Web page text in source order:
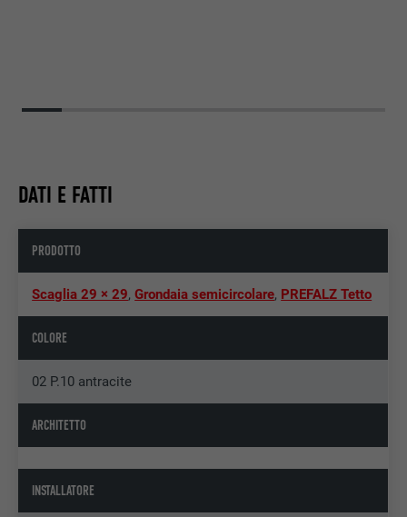
DATI E FATTI
PRODOTTO
Scaglia 29 × 29,Grondaia semicircolare, PREFALZ Tetto
COLORE
02 P.10 antracite
ARCHITETTO
INSTALLATORE